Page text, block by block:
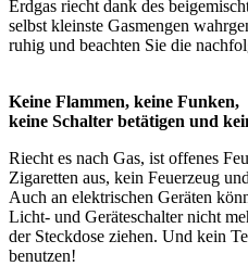
Erdgas riecht dank des
selbst kleinste Gasmengen
ruhig und beachten Sie die
Keine Flammen, keine Funken,
keine Schalter betätigen und
Riecht es nach Gas, ist offenes
Zigaretten aus, kein Feuerzeug
Auch an elektrischen Geräten
Licht- und Geräteschalter nicht
der Steckdose ziehen. Und kein
benutzen!